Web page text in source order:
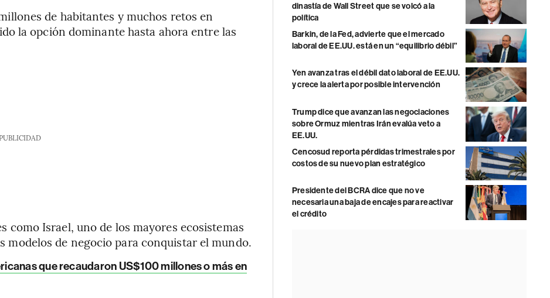
de habitantes y muchos retos en
la opción dominante hasta ahora entre las
como Israel, uno de los mayores ecosistemas
modelos de negocio para conquistar el mundo.
que recaudaron US$100 millones o más en
dinastía de Wall Street que se volcó a la
política
Barkin, de la Fed, advierte que el mercado
laboral de EE.UU. está en un “equilibrio débil”
Yen avanza tras el débil dato laboral de EE.UU.
y crece la alerta por posible intervención
Trump dice que avanzan las negociaciones
sobre Ormuz mientras Irán evalúa veto a
EE.UU.
Cencosud reporta pérdidas trimestrales por
costos de su nuevo plan estratégico
Presidente del BCRA dice que no ve
necesaria una baja de encajes para reactivar
el crédito